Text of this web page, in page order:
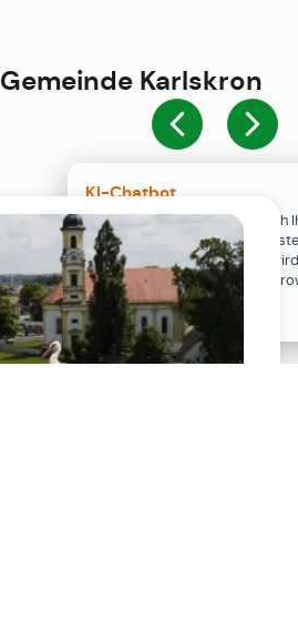
KI-Chatbot
Der KI-Chatbot steht erst nach
Einwilligung in den Cookie-
Verfügung. Der Chat-Verlauf
ausschließlich lokal in Ihrem
gespeichert.
Gemeinde Karlskron